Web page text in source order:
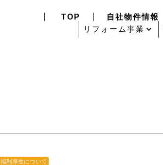
TOP 自社物件情報
リフォーム事業
福利厚生について